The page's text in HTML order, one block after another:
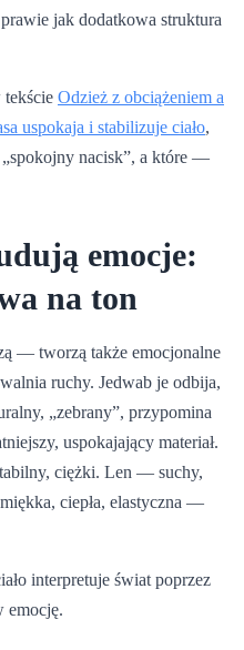
jak dodatkowa struktura
tekście Odzież z obciążeniem a
uspokaja i stabilizuje ciało,
nacisk”, a które —
emocje:
na ton
— tworzą także emocjonalne
ruchy. Jedwab je odbija,
„zebrany”, przypomina
uspokajający materiał.
ciężki. Len — suchy,
ciepła, elastyczna —
interpretuje świat poprzez
emocję.